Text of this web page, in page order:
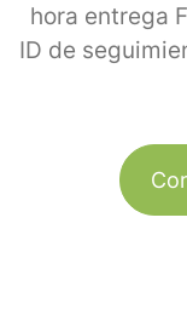
hora entrega
ID de